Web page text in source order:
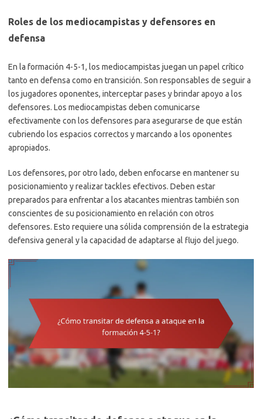
Roles de los mediocampistas y defensores en
defensa
En la formación 4-5-1, los mediocampistas juegan un papel crítico
tanto en defensa como en transición. Son responsables de seguir a
los jugadores oponentes, interceptar pases y brindar apoyo a los
defensores. Los mediocampistas deben comunicarse
efectivamente con los defensores para asegurarse de que están
cubriendo los espacios correctos y marcando a los oponentes
apropiados.
Los defensores, por otro lado, deben enfocarse en mantener su
posicionamiento y realizar tackles efectivos. Deben estar
preparados para enfrentar a los atacantes mientras también son
conscientes de su posicionamiento en relación con otros
defensores. Esto requiere una sólida comprensión de la estrategia
defensiva general y la capacidad de adaptarse al flujo del juego.